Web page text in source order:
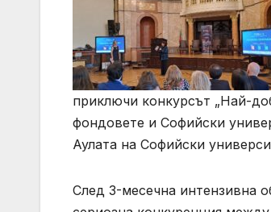
приключи конкурсът „Най-
фондовете и Софийски
Аулата на Софийски
След 3-месечна интензивна